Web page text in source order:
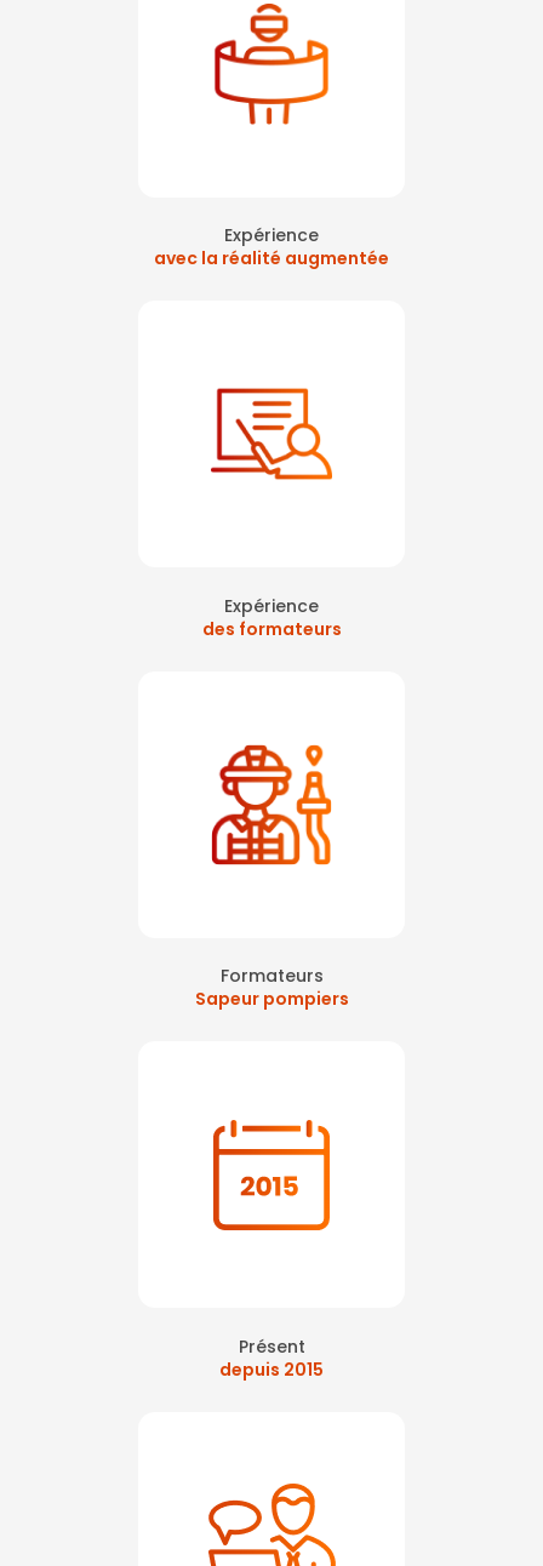
Expérience
avec la réalité augmentée
Expérience
des formateurs
Formateurs
Sapeur pompiers
Présent
depuis 2015